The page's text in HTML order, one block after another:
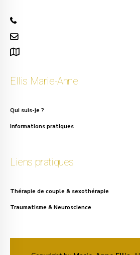
Ellis Marie-Anne
Qui suis-je ?
Informations pratiques
Liens pratiques
Thérapie de couple & sexothérapie
Traumatisme & Neuroscience